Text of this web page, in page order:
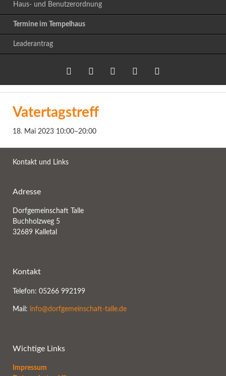
Haus- und Benutzerordnung
Termine im Tempelhaus
Leaderantrag
Twitter LinkedIn
Vatertagstreff
18. Mai 2023 10:00–20:00
Kontakt und Links
Adresse
Dorfgemeinschaft Talle
Buchholzweg 5
32689 Kalletal
Kontakt
Telefon: 05266 992199
Mail: info@dorfgemeinschaft-talle.de
Wichtige Links
Impressum